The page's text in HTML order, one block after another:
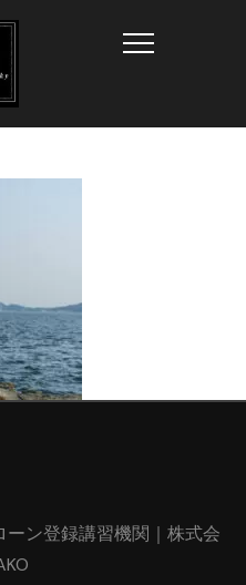
Info
ン登録講習機関｜株式会